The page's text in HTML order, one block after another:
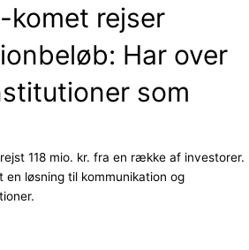
komet rejser
Har over
som
118 mio. kr. fra en række af investorer.
en løsning til kommunikation og